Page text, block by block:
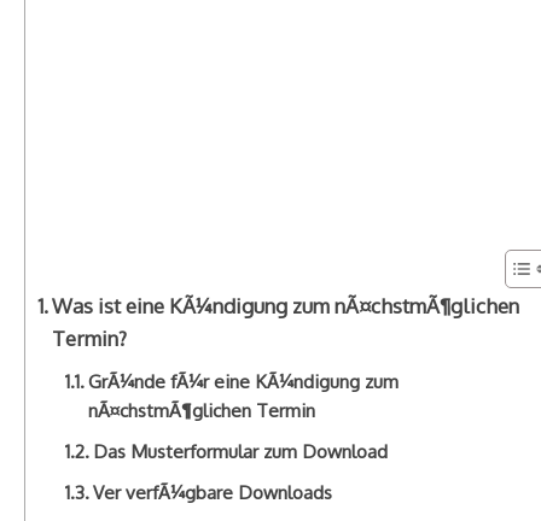
Was ist eine KÃ¼ndigung zum nÃ¤chstmÃ¶glichen
Termin?
GrÃ¼nde fÃ¼r eine KÃ¼ndigung zum
nÃ¤chstmÃ¶glichen Termin
Das Musterformular zum Download
Ver verfÃ¼gbare Downloads